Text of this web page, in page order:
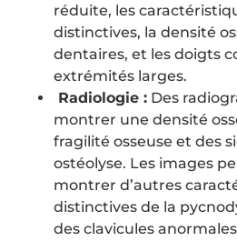
réduite, les
distinctives, la densité
dentaires, et les doigts
extrémités larges.
Radiologie :Des
montrer une densité
fragilité osseuse et des
ostéolyse. Les images
montrer d’autres
distinctives de la
des clavicules